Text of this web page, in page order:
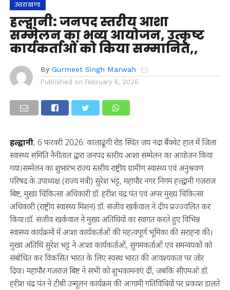
उत्तराखण्ड
हल्द्वानी: जनपद स्तरीय आशा
सम्मेलन का भव्य आयोजन, उत्कृष्ट
कार्यकर्ताओं को किया सम्मानित,,
By Gurmeet Singh Marwah
Published on February 6, 2026
हल्द्वानी, 6 फरवरी 2026: कालाढूंगी रोड स्थित जय नंदा बैंक्वेट हाल में जिला
स्वास्थ्य समिति नैनीताल द्वारा जनपद स्तरीय आशा सम्मेलन का आयोजन किया
गया।सम्मेलन का शुभारंभ राज्य स्तरीय राष्ट्रीय ग्रामीण स्वास्थ्य एवं अनुश्रवण
परिषद के उपाध्यक्ष (राज्य मंत्री) सुरेश भट्ट, महापौर नगर निगम हल्द्वानी गजराज
बिष्ट, मुख्य चिकित्सा अधिकारी डॉ. हरीश चंद्र पंत एवं अपर मुख्य चिकित्सा
अधिकारी (राष्ट्रीय स्वास्थ्य मिशन) डॉ. संजीव खर्कवाल ने दीप प्रज्ज्वलित कर
किया।डॉ. संजीव खर्कवाल ने मुख्य अतिथियों का स्वागत करते हुए विभिन्न
स्वास्थ्य कार्यक्रमों में आशा कार्यकर्ताओं की महत्वपूर्ण भूमिका की सराहना की।
मुख्य अतिथि सुरेश भट्ट ने आशा कार्यकर्ताओं, सुगमकर्ताओं एवं समन्वयकों को
संबोधित कर विकसित भारत के लिए स्वस्थ भारत की आवश्यकता पर जोर
दिया। महापौर गजराज बिष्ट ने सभी को शुभकामनाएं दीं, जबकि सीएमओ डॉ.
हरीश चंद्र पंत ने टीबी उन्मूलन कार्यक्रम की आगामी गतिविधियों पर प्रकाश डालते